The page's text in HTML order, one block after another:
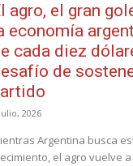
agro, el gran
economía
cada diez
de
2026
Argentina busca
el agro vuelve